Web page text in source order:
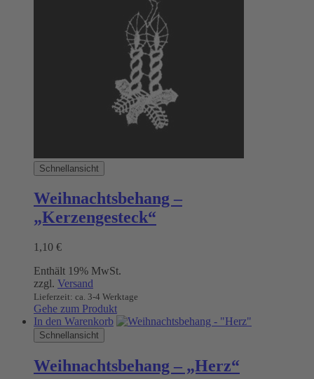
Schnellansicht
Weihnachtsbehang –
„Kerzengesteck“
1,10 €
Enthält 19% MwSt.
zzgl. Versand
Lieferzeit: ca. 3-4 Werktage
Gehe zum Produkt
In den Warenkorb
Schnellansicht
Weihnachtsbehang – „Herz“